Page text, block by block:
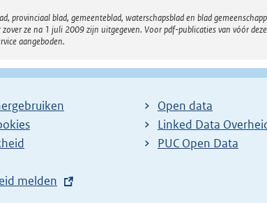
provinciaal blad, gemeenteblad, waterschapsblad en blad
ze na 1 juli 2009 zijn uitgegeven. Voor pdf-publicaties van vóór
aangeboden.
melden
Open data
Linked Data
PUC Open Data